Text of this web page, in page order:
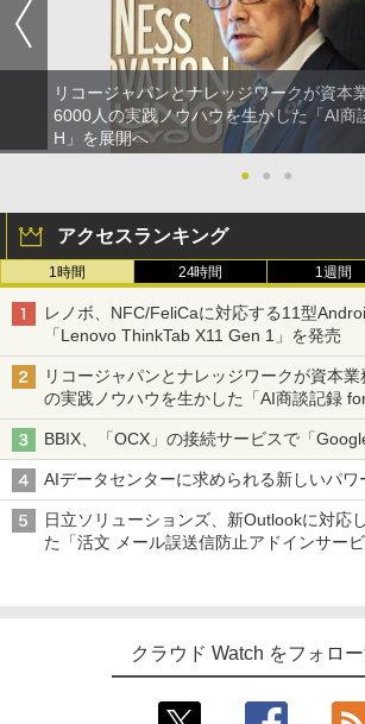
リコージャパンとナレッジワークが資本
6000人の実践ノウハウを生かした「AI商
H」を展開へ
●
● ●
アクセスランキング
1時間 24時間 1週間
レノボ、NFC/FeliCaに対応する11型
「Lenovo ThinkTab X11 Gen 1」を発売
リコージャパンとナレッジワークが資本
の実践ノウハウを生かした「AI商談記録
BBIX、「OCX」の接続サービスで「
AIデータセンターに求められる新しいパ
日立ソリューションズ、新Outlookに対応
た「活文 メール誤送信防止アドインサー
クラウド Watch をフォロ